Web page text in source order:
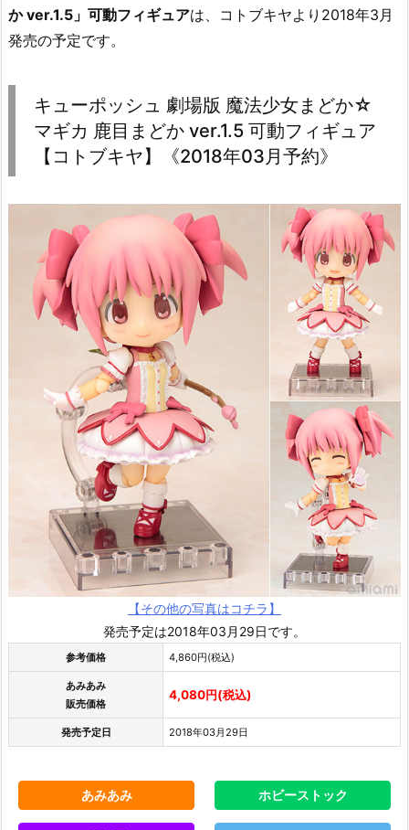
か ver.1.5」可動フィギュアは、コトブキヤより2018年3月
発売の予定です。
キューポッシュ 劇場版 魔法少女まどか☆
マギカ 鹿目まどか ver.1.5 可動フィギュア
【コトブキヤ】《2018年03月予約》
【その他の写真はコチラ】
発売予定は2018年03月29日です。
参考価格 4,860円(税込)
あみあみ
販売価格
4,080円(税込)
発売予定日 2018年03月29日
あみあみ ホビーストック